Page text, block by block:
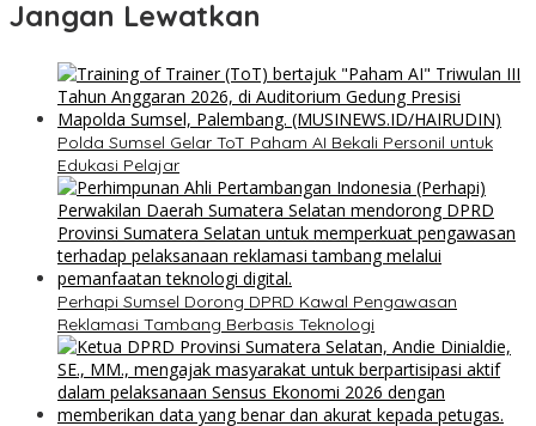
Jangan Lewatkan
Polda Sumsel Gelar ToT Paham AI Bekali Personil untuk
Edukasi Pelajar
Perhapi Sumsel Dorong DPRD Kawal Pengawasan
Reklamasi Tambang Berbasis Teknologi